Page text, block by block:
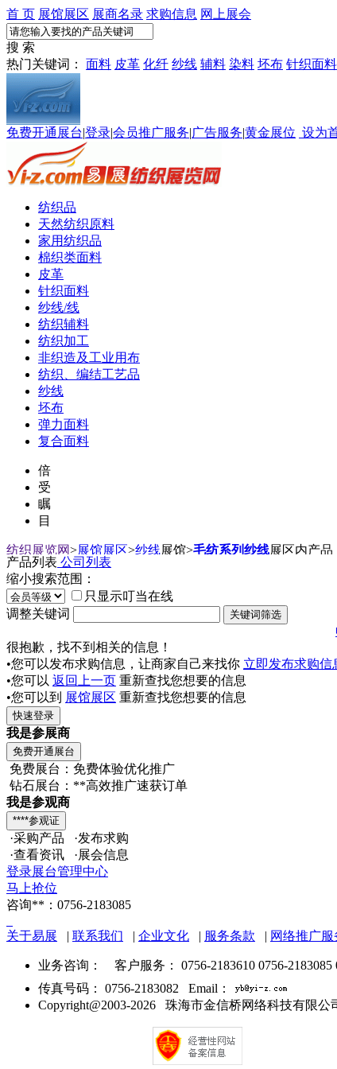
首 页 展馆展区 展商名录 求购信息 网上展会
搜 索
热门关键词： 面料 皮革 化纤 纱线 辅料 染料 坯布 针织面料
免费开通展台|登录|会员推广服务|广告服务|黄金展位 设为
纺织品
天然纺织原料
家用纺织品
棉织类面料
皮革
针织面料
纱线/线
纺织辅料
纺织加工
非织造及工业用布
纺织、编结工艺品
纱线
坯布
弹力面料
复合面料
倍
受
瞩
目
纺织展览网>展馆展区>纱线展馆>毛纺系列纱线展区内产品
产品列表 公司列表
缩小搜索范围：
只显示叮当在线
调整关键词
很抱歉，找不到相关的信息！
•您可以发布求购信息，让商家自己来找你 立即发布求购信
•您可以 返回上一页 重新查找您想要的信息
•您可以到 展馆展区 重新查找您想要的信息
我是参展商
免费展台：免费体验优化推广
钻石展台：**高效推广速获订单
我是参观商
·采购产品 ·发布求购
·查看资讯 ·展会信息
登录展台管理中心
马上抢位
咨询**：0756-2183085
关于易展 | 联系我们 | 企业文化 | 服务条款 | 网络推广服
业务咨询：
客户服务： 0756-2183610 0756-2183085
传真号码： 0756-2183082 Email：
Copyright@2003-2026 珠海市金信桥网络科技有限公